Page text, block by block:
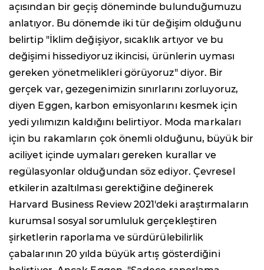
açısından bir geçiş döneminde bulunduğumuzu
anlatıyor. Bu dönemde iki tür değişim olduğunu
belirtip "İklim değişiyor, sıcaklık artıyor ve bu
değişimi hissediyoruz ikincisi, ürünlerin uyması
gereken yönetmelikleri görüyoruz" diyor. Bir
gerçek var, gezegenimizin sınırlarını zorluyoruz,
diyen Eggen, karbon emisyonlarını kesmek için
yedi yılımızın kaldığını belirtiyor. Moda markaları
için bu rakamların çok önemli olduğunu, büyük bir
aciliyet içinde uymaları gereken kurallar ve
regülasyonlar olduğundan söz ediyor. Çevresel
etkilerin azaltılması gerektiğine değinerek
Harvard Business Review 2021'deki araştırmaların
kurumsal sosyal sorumluluk gerçekleştiren
şirketlerin raporlama ve sürdürülebilirlik
çabalarının 20 yılda büyük artış gösterdiğini